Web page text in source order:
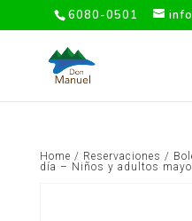
6080-0501
Home / Reservaciones /
día – Niños y adultos